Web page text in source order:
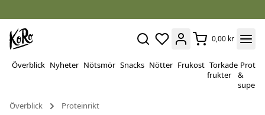
0,00 kr
Överblick Nyheter Nötsmör Snacks Nötter Frukost Torkade
frukter
&
Överblick
Proteinrikt